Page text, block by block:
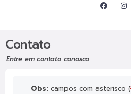
Contato
Entre em contato conosco
Obs:campos com asterisco (